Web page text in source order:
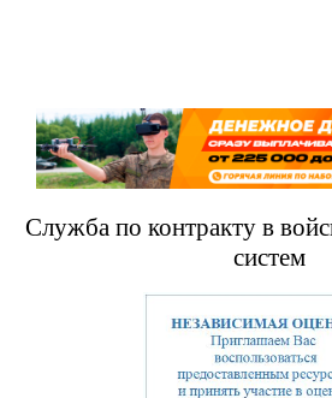
Служба по контракту в
систем